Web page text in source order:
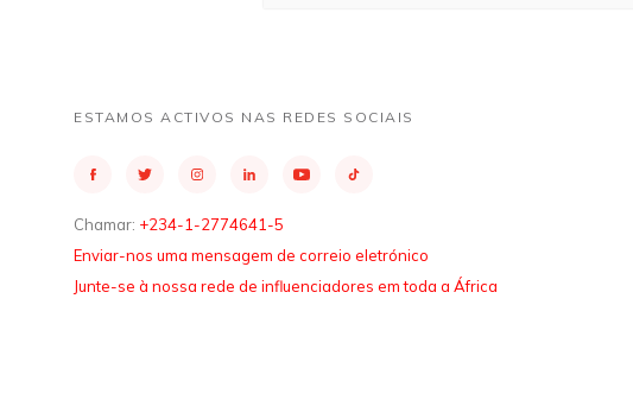
ESTAMOS ACTIVOS NAS REDES SOCIAIS
Chamar: +234-1-2774641-5
Enviar-nos uma mensagem de correio eletrónico
Junte-se à nossa rede de influenciadores em toda a África